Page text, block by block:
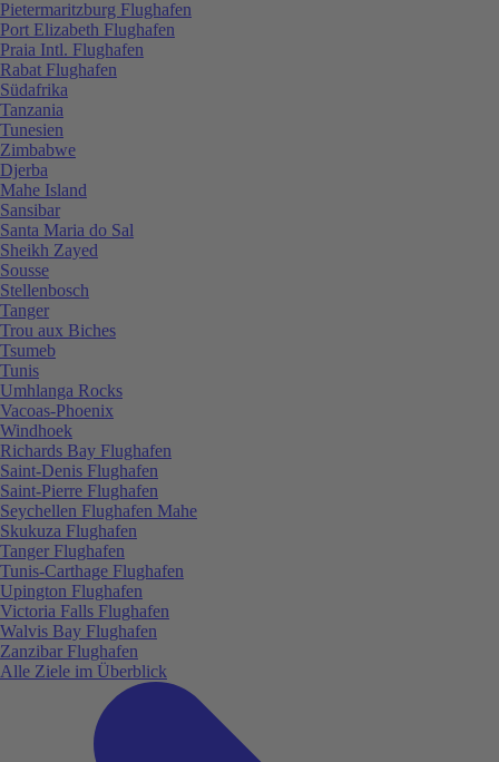
Pietermaritzburg Flughafen
Port Elizabeth Flughafen
Praia Intl. Flughafen
Rabat Flughafen
Südafrika
Tanzania
Tunesien
Zimbabwe
Djerba
Mahe Island
Sansibar
Santa Maria do Sal
Sheikh Zayed
Sousse
Stellenbosch
Tanger
Trou aux Biches
Tsumeb
Tunis
Umhlanga Rocks
Vacoas-Phoenix
Windhoek
Richards Bay Flughafen
Saint-Denis Flughafen
Saint-Pierre Flughafen
Seychellen Flughafen Mahe
Skukuza Flughafen
Tanger Flughafen
Tunis-Carthage Flughafen
Upington Flughafen
Victoria Falls Flughafen
Walvis Bay Flughafen
Zanzibar Flughafen
Alle Ziele im Überblick